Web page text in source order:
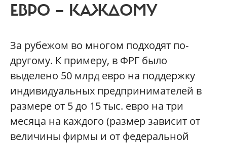
ЕВРО — КАЖДОМУ
За рубежом во многом подходят по-
другому. К примеру, в ФРГ было
выделено 50 млрд евро на поддержку
индивидуальных предпринимателей в
размере от 5 до 15 тыс. евро на три
месяца на каждого (размер зависит от
величины фирмы и от федеральной